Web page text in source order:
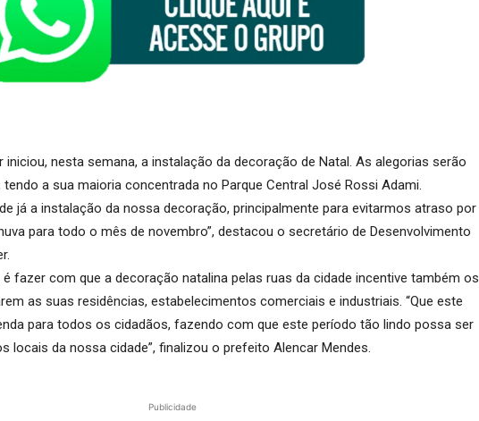
iniciou, nesta semana, a instalação da decoração de Natal. As alegorias serão
tendo a sua maioria concentrada no Parque Central José Rossi Adami.
já a instalação da nossa decoração, principalmente para evitarmos atraso por
para todo o mês de novembro”, destacou o secretário de Desenvolvimento
fazer com que a decoração natalina pelas ruas da cidade incentive também os
as suas residências, estabelecimentos comerciais e industriais. “Que este
para todos os cidadãos, fazendo com que este período tão lindo possa ser
locais da nossa cidade”, finalizou o prefeito Alencar Mendes.
Publicidade